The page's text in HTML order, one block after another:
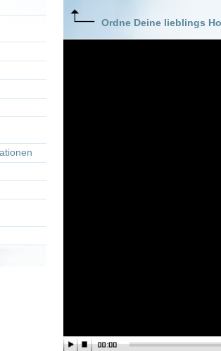
Weitere Details
Brian
Empfohlene Einträge für "Trapper John,